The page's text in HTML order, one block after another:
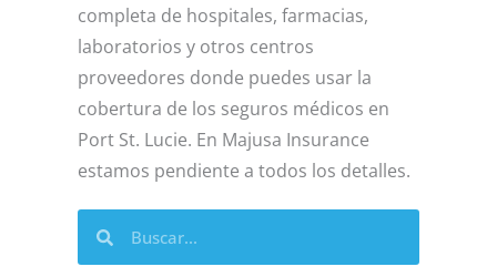
completa de hospitales, farmacias,
laboratorios y otros centros
proveedores donde puedes usar la
cobertura de los seguros médicos en
Port St. Lucie. En Majusa Insurance
estamos pendiente a todos los detalles.
Buscar